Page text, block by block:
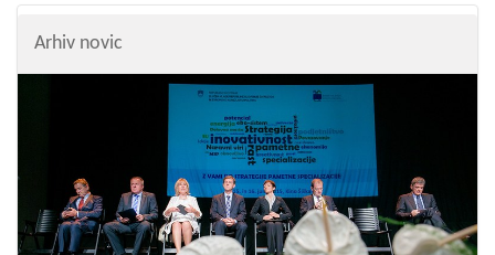
Arhiv novic